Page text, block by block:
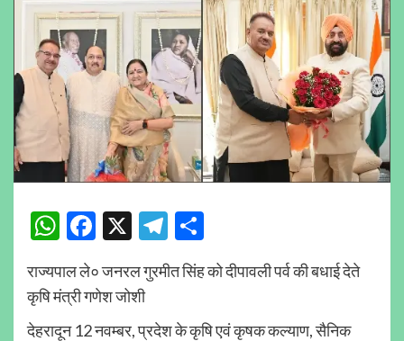
WhatsApp
Facebook
X Telegram
राज्यपाल ले० जनरल गुरमीत सिंह को दीपावली पर्व की बधाई देते
कृषि मंत्री गणेश जोशी
देहरादून 12 नवम्बर, प्रदेश के कृषि एवं कृषक कल्याण, सैनिक